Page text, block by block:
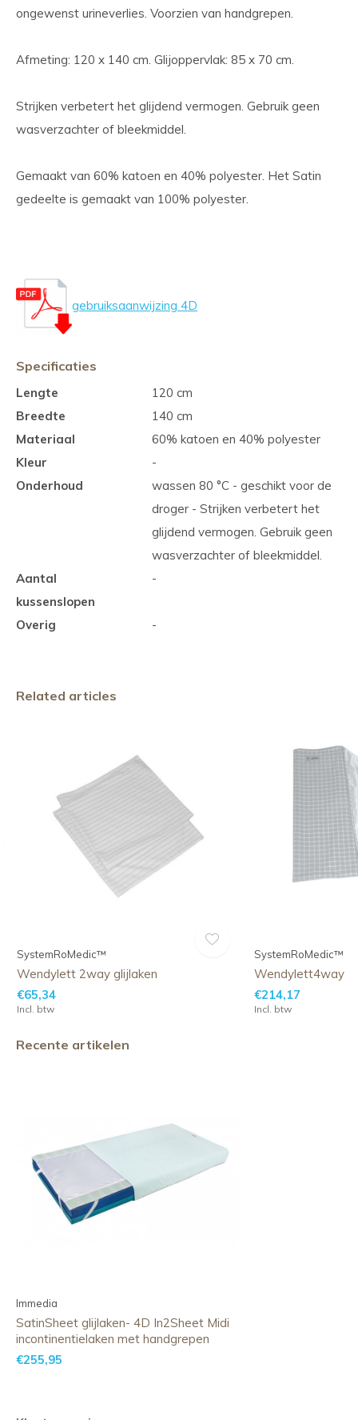
ongewenst urineverlies. Voorzien van handgrepen.
Afmeting: 120 x 140 cm. Glijoppervlak: 85 x 70 cm.
Strijken verbetert het glijdend vermogen. Gebruik geen
wasverzachter of bleekmiddel.
Gemaakt van 60% katoen en 40% polyester. Het Satin
gedeelte is gemaakt van 100% polyester.
gebruiksaanwijzing 4D
Specificaties
Lengte
120 cm
Breedte
140 cm
Materiaal
60% katoen en 40% polyester
Kleur
-
Onderhoud
wassen 80 °C - geschikt voor de
droger - Strijken verbetert het
glijdend vermogen. Gebruik geen
wasverzachter of bleekmiddel.
Aantal
kussenslopen
-
Overig -
Related articles
SystemRoMedic™
Wendylett 2way glijlaken
€65,34
Incl. btw
SystemRoMedic™
Wendylett4way
€214,17
Incl. btw
Recente artikelen
Immedia
SatinSheet glijlaken- 4D In2Sheet Midi
incontinentielaken met handgrepen
€255,95